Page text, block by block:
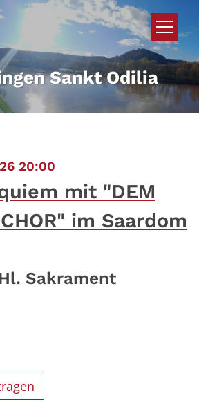
Sankt Odilia
20:00
mit "DEM
im Saardom
Sakrament